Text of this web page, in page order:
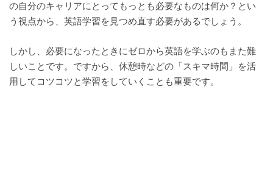
の自分のキャリアにとってもっとも必要なものは何か？とい
う視点から、英語学習を見つめ直す必要があるでしょう。
しかし、必要になったときにゼロから英語を学ぶのもまた難
しいことです。 ですから、休憩時などの「スキマ時間」を活
用してコツコツと学習をしていくことも重要です。